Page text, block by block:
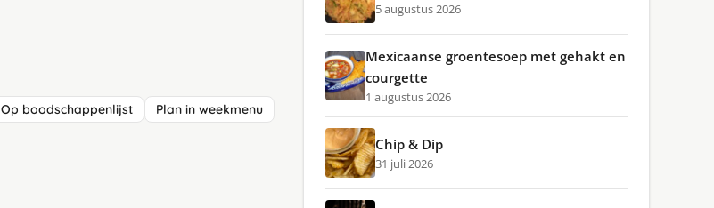
Op boodschappenlijst Plan in weekmenu
5 augustus 2026
Mexicaanse groentesoep met gehakt en
courgette
1 augustus 2026
Chip & Dip
31 juli 2026